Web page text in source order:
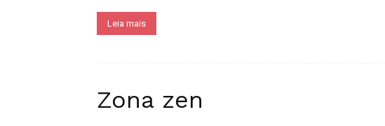
Leia mais
Zona zen